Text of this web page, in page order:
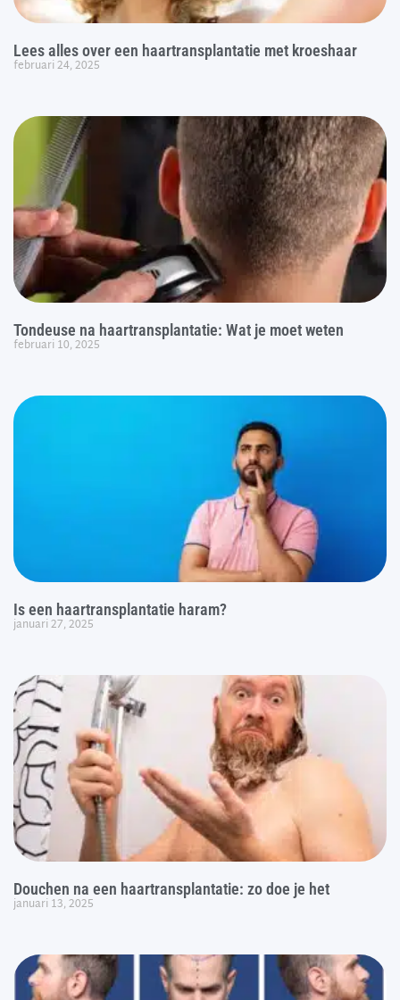
Lees alles over een haartransplantatie met kroeshaar
februari 24, 2025
Tondeuse na haartransplantatie: Wat je moet weten
februari 10, 2025
Is een haartransplantatie haram?
januari 27, 2025
Douchen na een haartransplantatie: zo doe je het
januari 13, 2025